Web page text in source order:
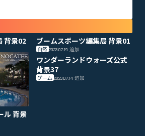
背景02 ブームスポーツ編集局 背景01
自然 2023.07.19追加
ル 背景
ワンダーランドウォーズ公式
背景37
ゲーム 2023.07.14追加